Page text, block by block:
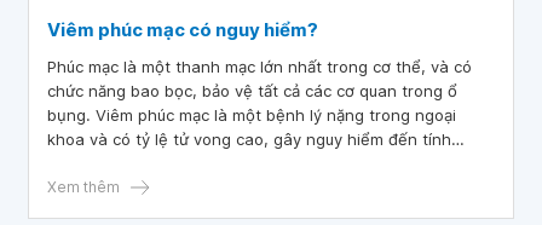
Viêm phúc mạc có nguy hiểm?
Phúc mạc là một thanh mạc lớn nhất trong cơ thể, và có
chức năng bao bọc, bảo vệ tất cả các cơ quan trong ổ
bụng. Viêm phúc mạc là một bệnh lý nặng trong ngoại
khoa và có tỷ lệ tử vong cao, gây nguy hiểm đến tính
Xem thêm